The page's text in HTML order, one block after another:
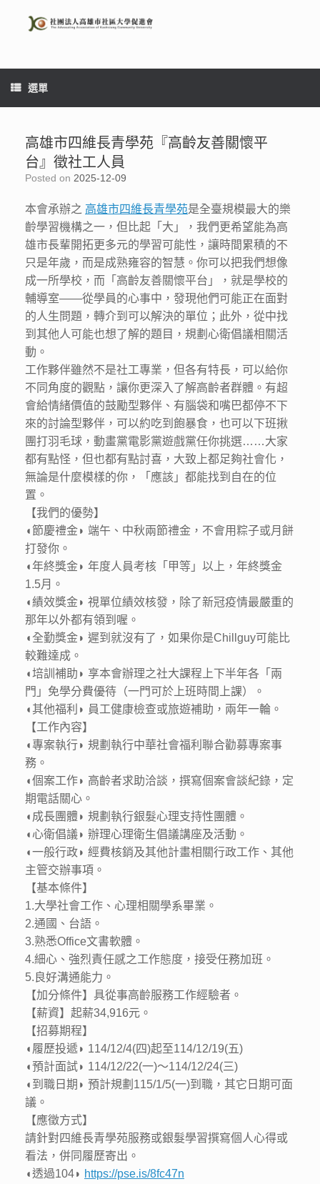
content
選單
高雄市四維長青學苑『高齡友善關懷平
台』徵社工人員
Posted on 2025-12-09
本會承辦之 高雄市四維長青學苑是全臺規模最大的樂
齡學習機構之一，但比起「大」，我們更希望能為高
雄市長輩開拓更多元的學習可能性，讓時間累積的不
只是年歲，而是成熟雍容的智慧。你可以把我們想像
成一所學校，而「高齡友善關懷平台」，就是學校的
輔導室——從學員的心事中，發現他們可能正在面對
的人生問題，轉介到可以解決的單位；此外，從中找
到其他人可能也想了解的題目，規劃心衛倡議相關活
動。
工作夥伴雖然不是社工專業，但各有特長，可以給你
不同角度的觀點，讓你更深入了解高齡者群體。有超
會給情緒價值的鼓勵型夥伴、有腦袋和嘴巴都停不下
來的討論型夥伴，可以約吃到飽暴食，也可以下班揪
團打羽毛球，動畫黨電影黨遊戲黨任你挑選……大家
都有點怪，但也都有點討喜，大致上都足夠社會化，
無論是什麼模樣的你，「應該」都能找到自在的位
置。
【我們的優勢】
◖節慶禮金◗ 端午、中秋兩節禮金，不會用粽子或月餅
打發你。
◖年終獎金◗ 年度人員考核「甲等」以上，年終獎金
1.5月。
◖績效獎金◗ 視單位績效核發，除了新冠疫情最嚴重的
那年以外都有領到喔。
◖全勤獎金◗ 遲到就沒有了，如果你是Chillguy可能比
較難達成。
◖培訓補助◗ 享本會辦理之社大課程上下半年各「兩
門」免學分費優待（一門可於上班時間上課）。
◖其他福利◗ 員工健康檢查或旅遊補助，兩年一輪。
【工作內容】
◖專案執行◗ 規劃執行中華社會福利聯合勸募專案事
務。
◖個案工作◗ 高齡者求助洽談，撰寫個案會談紀錄，定
期電話關心。
◖成長團體◗ 規劃執行銀髮心理支持性團體。
◖心衛倡議◗ 辦理心理衛生倡議講座及活動。
◖一般行政◗ 經費核銷及其他計畫相關行政工作、其他
主管交辦事項。
【基本條件】
1.大學社會工作、心理相關學系畢業。
2.通國、台語。
3.熟悉Office文書軟體。
4.細心、強烈責任感之工作態度，接受任務加班。
5.良好溝通能力。
【加分條件】具從事高齡服務工作經驗者。
【薪資】起薪34,916元。
【招募期程】
◖履歷投遞◗ 114/12/4(四)起至114/12/19(五)
◖預計面試◗ 114/12/22(一)～114/12/24(三)
◖到職日期◗ 預計規劃115/1/5(一)到職，其它日期可面
議。
【應徵方式】
請針對四維長青學苑服務或銀髮學習撰寫個人心得或
看法，併同履歷寄出。
◖透過104◗ https://pse.is/8fc47n